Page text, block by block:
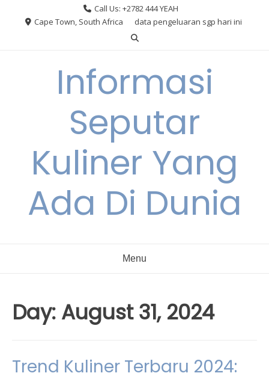
Call Us: +2782 444 YEAH
Cape Town, South Africa
data pengeluaran sgp hari ini
Informasi
Seputar
Kuliner Yang
Ada Di Dunia
Menu
Day: August 31, 2024
Trend Kuliner Terbaru 2024: